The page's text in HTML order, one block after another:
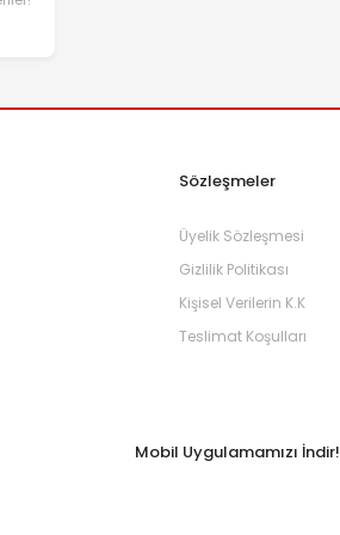
Sözleşmeler
Üyelik Sözleşmesi
Gizlilik Politikası
Kişisel Verilerin K.K
Teslimat Koşulları
Mobil Uygulamamızı İndir!